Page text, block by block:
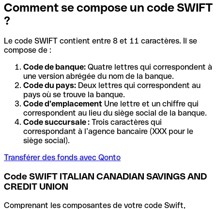
Comment se compose un code SWIFT
?
Le code SWIFT contient entre 8 et 11 caractères. Il se
compose de :
Code de banque: Quatre lettres qui correspondent à
une version abrégée du nom de la banque.
Code du pays: Deux lettres qui correspondent au
pays où se trouve la banque.
Code d’emplacement Une lettre et un chiffre qui
correspondent au lieu du siège social de la banque.
Code succursale : Trois caractères qui
correspondant à l’agence bancaire (XXX pour le
siège social).
Transférer des fonds avec Qonto
Code SWIFT ITALIAN CANADIAN SAVINGS AND
CREDIT UNION
Comprenant les composantes de votre code Swift,